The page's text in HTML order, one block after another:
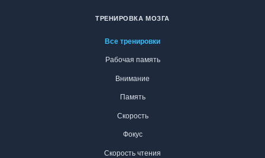
ТРЕНИРОВКА МОЗГА
Все тренировки
Рабочая память
Внимание
Память
Скорость
Фокус
Скорость чтения